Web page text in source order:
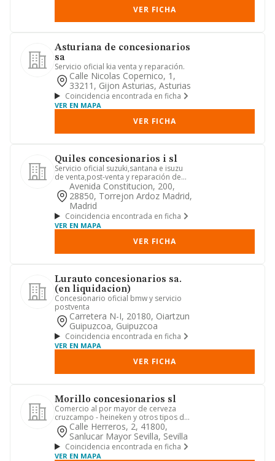
VER FICHA
Asturiana de concesionarios
sa
Servicio oficial kia venta y reparación.
Calle Nicolas Copernico, 1,
33211, Gijon Asturias, Asturias
Coincidencia encontrada en ficha
VER EN MAPA
VER FICHA
Quiles concesionarios i sl
Servicio oficial suzuki,santana e isuzu
de venta,post-venta y reparación de
vehículos.
Avenida Constitucion, 200,
28850, Torrejon Ardoz Madrid,
Madrid
Coincidencia encontrada en ficha
VER EN MAPA
VER FICHA
Lurauto concesionarios sa.
(en liquidacion)
Concesionario oficial bmw y servicio
postventa
Carretera N-I, 20180, Oiartzun
Guipuzcoa, Guipuzcoa
Coincidencia encontrada en ficha
VER EN MAPA
VER FICHA
Morillo concesionarios sl
Comercio al por mayor de cerveza
cruzcampo - heineken y otros tipos de
bebidas.
Calle Herreros, 2, 41800,
Sanlucar Mayor Sevilla, Sevilla
Coincidencia encontrada en ficha
VER EN MAPA